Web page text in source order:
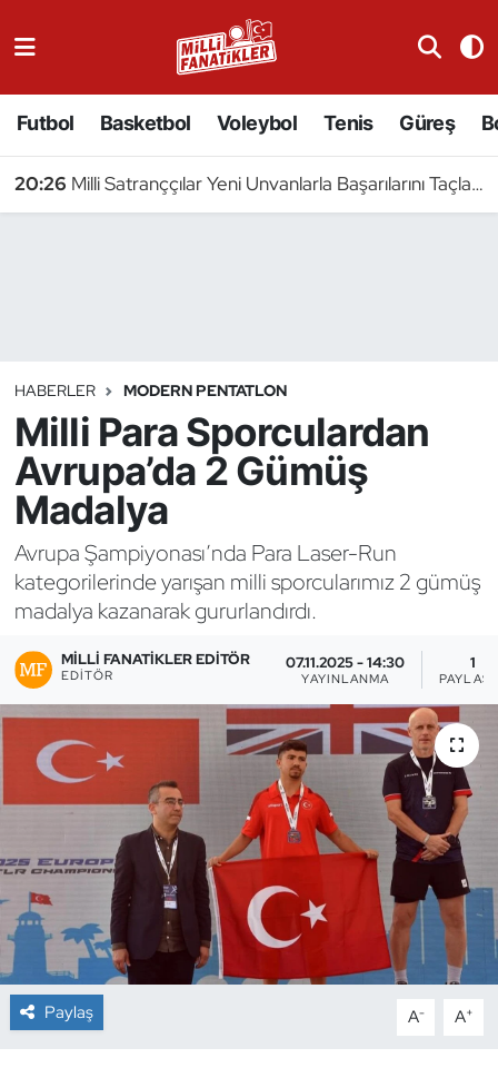
Futbol Basketbol Voleybol Tenis Güreş
20:26 Milli Satranççılar Yeni Unvanlarla Başarılarını Taçlandırdı
HABERLER MODERN PENTATLON
Milli Para Sporculardan
Avrupa’da 2 Gümüş
Madalya
Avrupa Şampiyonası’nda Para Laser-Run
kategorilerinde yarışan milli sporcularımız 2 gümüş
madalya kazanarak gururlandırdı.
MILLI FANATIKLER EDITÖR
EDITÖR
07.11.2025 - 14:30
YAYINLANMA
1
Paylaş A- A+
Badminton
Binicilik
Bisiklet
Bocce Bowling Dart
Boks
Briç
Buz Hokeyi
Buz Pateni
Çim Hokeyi
Cimnastik
Curling
Dağcılık